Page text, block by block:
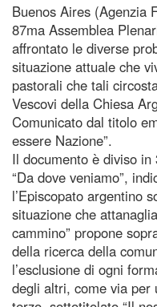
Buenos Aires (Agenzia
87ma Assemblea
affrontato le diverse
situazione attuale che
pastorali che tali
Vescovi della Chiesa
Comunicato dal titolo
essere Nazione”.
Il documento è diviso
“Da dove veniamo”,
l’Episcopato argentino
situazione che
cammino” propone
della ricerca della
l’esclusione di ogni
degli altri, come via per